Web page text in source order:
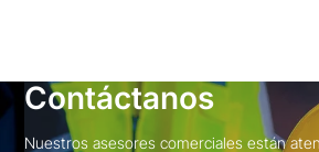
Contáctanos
Nuestros asesores comerciales están